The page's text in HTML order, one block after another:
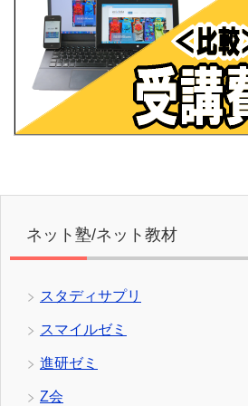
ネット塾/ネット教材
スタディサプリ
スマイルゼミ
進研ゼミ
Z会